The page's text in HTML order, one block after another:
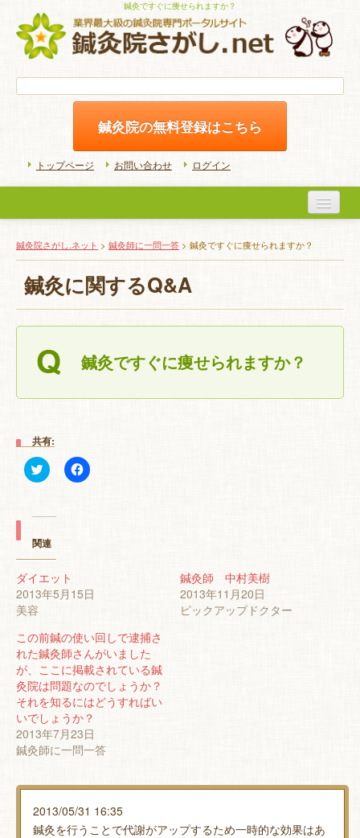
鍼灸ですぐに痩せられますか？
鍼灸院の無料登録はこちら
トップページ お問い合わせ ログイン
初めての方へ
特 集
鍼灸院さがし.ネット > 鍼灸師に一問一答 > 鍼灸ですぐに痩せられますか？
鍼灸に関するQ&A
鍼灸ですぐに痩せられますか？
共有:
ク
リ
て
で
共
有
し
い
ウ
ド
ウ
で
開
き
ま
す)
Facebook
で
し
て
さ
い
(新
し
い
ウ
ィ
ン
ド
ウ
で
開
関連
ダイエット
2013年5月15日
美容
鍼灸師 中村美樹
2013年11月20日
ピックアップドクター
この前鍼の使い回しで逮捕さ
れた鍼灸師さんがいました
が、ここに掲載されている鍼
灸院は問題なのでしょうか？
それを知るにはどうすればい
いでしょうか？
2013年7月23日
鍼灸師に一問一答
2013/05/31 16:35
鍼灸を行うことで代謝がアップするため一時的な効果はあ